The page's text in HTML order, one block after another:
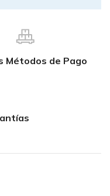
Métodos de Pago